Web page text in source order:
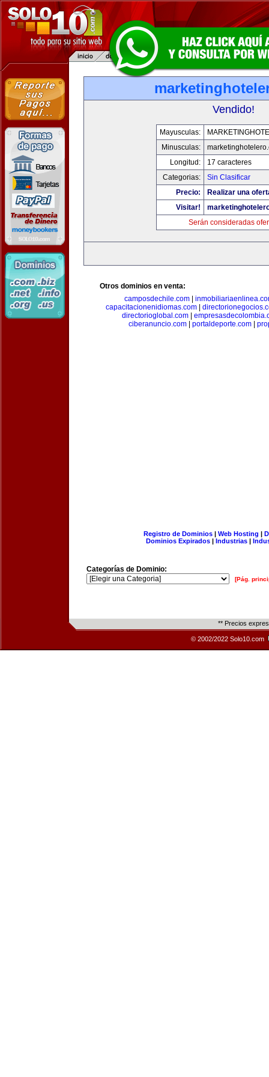
Vendido!
Mayusculas:
Minusculas:
Longitud:
17 caracteres
Categorias:
Sin Clasificar
Precio:
Realizar una
Visitar!
Serán consideradas
Otros dominios en venta:
camposdechile.com
capacitacionenidiomas.com|
directorioglobal.com|
ciberanuncio.com| portaldeporte.com|
Registro de Dominios| Web Hosting |
Dominios Expirados | Industrias |
Categorías de Dominio:
[Pág.
** Precios
© 2002/2022 Solo10.com